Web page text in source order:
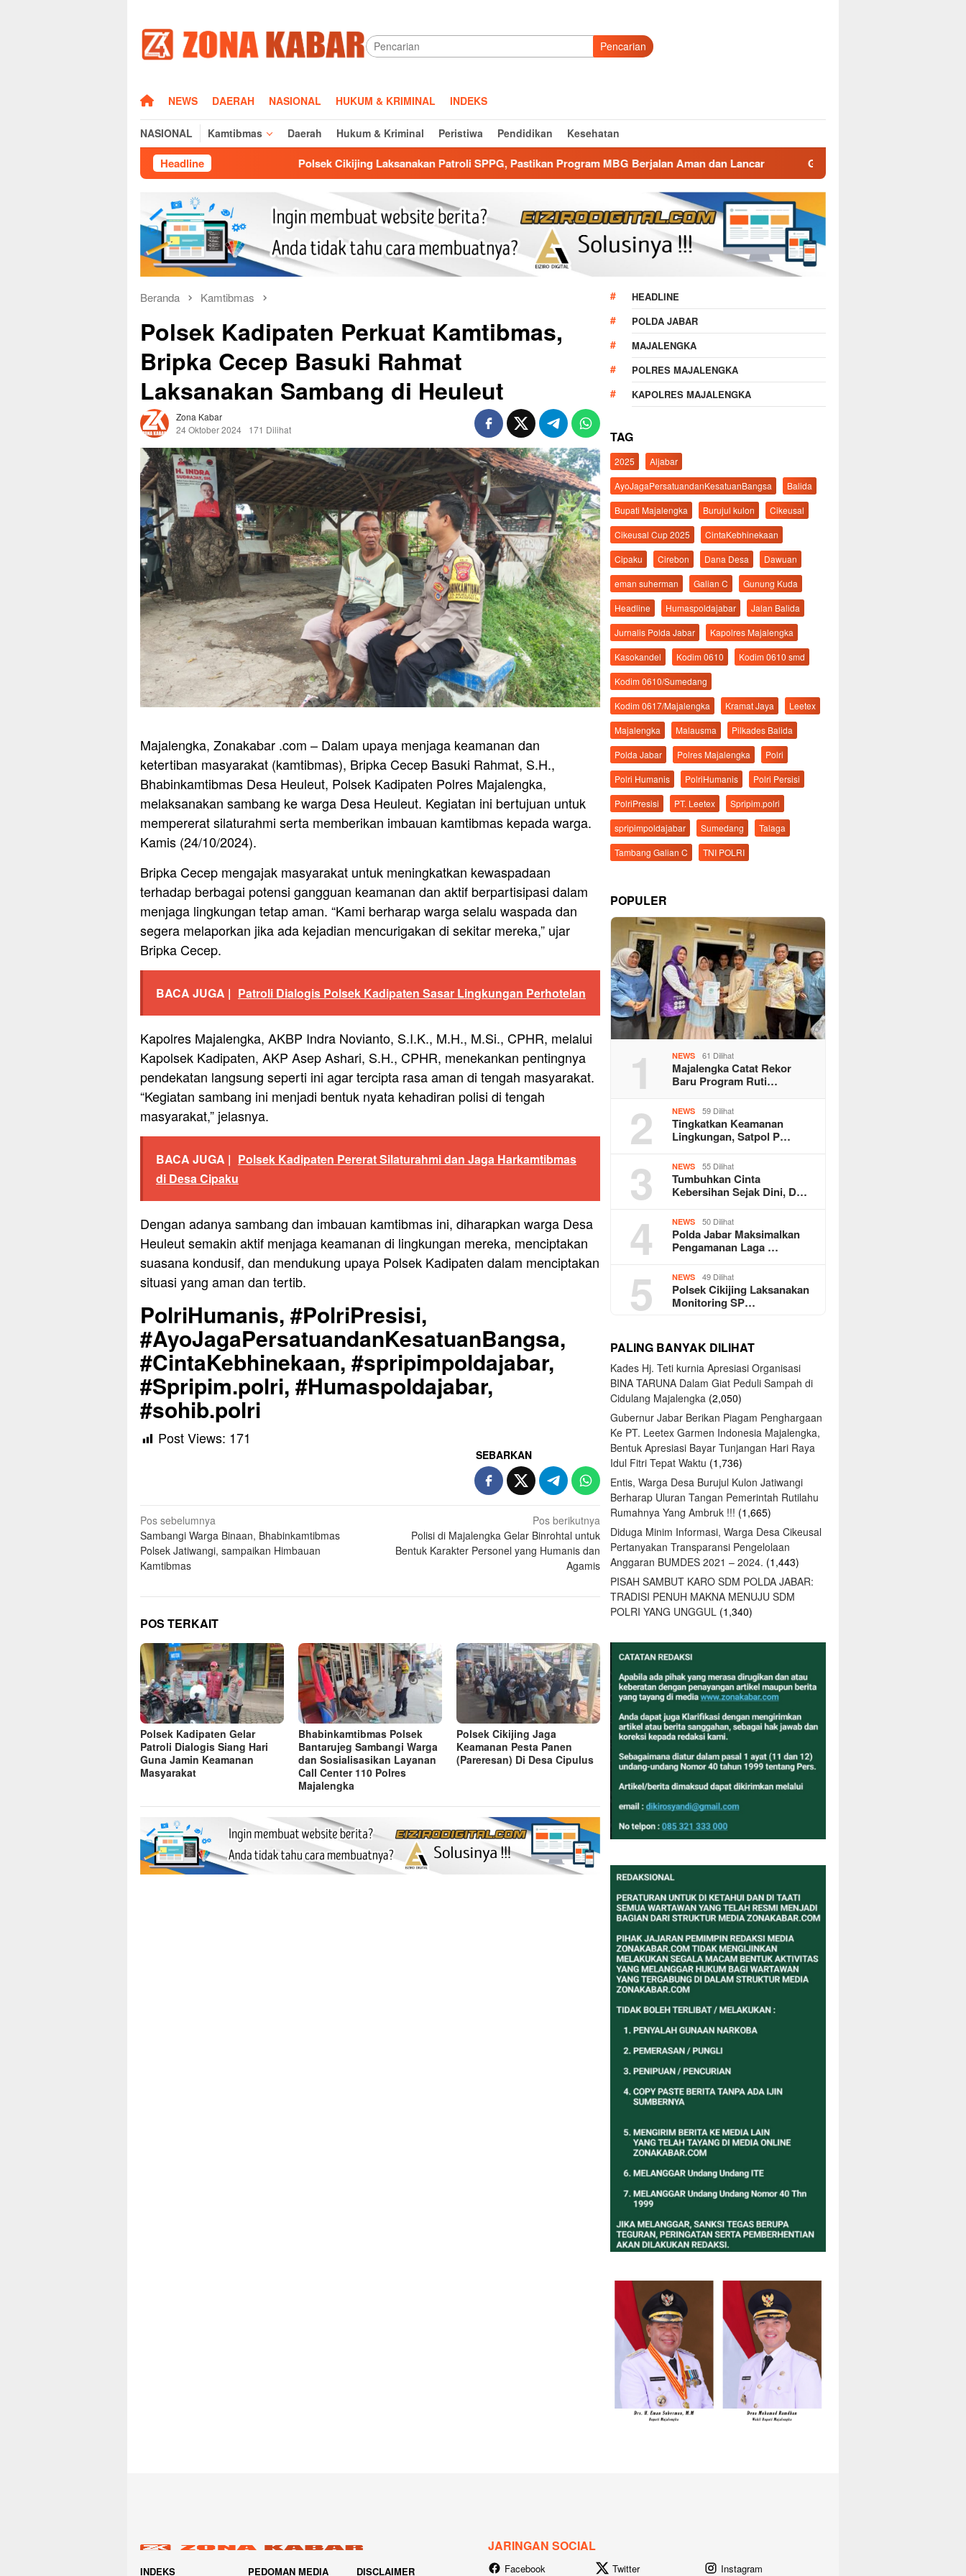
konten
Pencarian
HOMENEWS DAERAH NASIONAL HUKUM & KRIMINAL INDEKS
NASIONAL Kamtibmas Daerah Hukum & Kriminal Peristiwa Pendidikan Kesehatan
HeadlinePolsek Cikijing Laksanakan Patroli SPPG, Pastikan Program MBG Berjalan Aman dan Lancar Gatur Lalin Pagi Polsek Malausma, Wujud
Beranda Kamtibmas
Polsek Kadipaten Perkuat Kamtibmas,
Bripka Cecep Basuki Rahmat
Laksanakan Sambang di Heuleut
Zona Kabar
24 Oktober 2024
171 Dilihat
Majalengka, Zonakabar .com – Dalam upaya menjaga keamanan dan
ketertiban masyarakat (kamtibmas), Bripka Cecep Basuki Rahmat, S.H.,
Bhabinkamtibmas Desa Heuleut, Polsek Kadipaten Polres Majalengka,
melaksanakan sambang ke warga Desa Heuleut. Kegiatan ini bertujuan untuk
mempererat silaturahmi serta memberikan imbauan kamtibmas kepada warga.
Kamis (24/10/2024).
Bripka Cecep mengajak masyarakat untuk meningkatkan kewaspadaan
terhadap berbagai potensi gangguan keamanan dan aktif berpartisipasi dalam
menjaga lingkungan tetap aman. “Kami berharap warga selalu waspada dan
segera melaporkan jika ada kejadian mencurigakan di sekitar mereka,” ujar
Bripka Cecep.
BACA JUGA | Patroli Dialogis Polsek Kadipaten Sasar Lingkungan Perhotelan
Kapolres Majalengka, AKBP Indra Novianto, S.I.K., M.H., M.Si., CPHR, melalui
Kapolsek Kadipaten, AKP Asep Ashari, S.H., CPHR, menekankan pentingnya
pendekatan langsung seperti ini agar tercipta rasa aman di tengah masyarakat.
“Kegiatan sambang ini menjadi bentuk nyata kehadiran polisi di tengah
masyarakat,” jelasnya.
BACA JUGA | Polsek Kadipaten Pererat Silaturahmi dan Jaga Harkamtibmas
di Desa Cipaku
Dengan adanya sambang dan imbauan kamtibmas ini, diharapkan warga Desa
Heuleut semakin aktif menjaga keamanan di lingkungan mereka, menciptakan
suasana kondusif, dan mendukung upaya Polsek Kadipaten dalam menciptakan
situasi yang aman dan tertib.
PolriHumanis, #PolriPresisi,
#AyoJagaPersatuandanKesatuanBangsa,
#CintaKebhinekaan, #spripimpoldajabar,
#Spripim.polri, #Humaspoldajabar,
#sohib.polri
Post Views: 171
SEBARKAN
Navigasi
pos
Pos sebelumnya
Sambangi Warga Binaan, Bhabinkamtibmas
Polsek Jatiwangi, sampaikan Himbauan
Kamtibmas
Pos berikutnya
Polisi di Majalengka Gelar Binrohtal untuk
Bentuk Karakter Personel yang Humanis dan
Agamis
POS TERKAIT
Polsek Kadipaten Gelar
Patroli Dialogis Siang Hari
Guna Jamin Keamanan
Masyarakat
Bhabinkamtibmas Polsek
Bantarujeg Sambangi Warga
dan Sosialisasikan Layanan
Call Center 110 Polres
Majalengka
Polsek Cikijing Jaga
Keamanan Pesta Panen
(Pareresan) Di Desa Cipulus
HEADLINE
POLDA JABAR
MAJALENGKA
POLRES MAJALENGKA
KAPOLRES MAJALENGKA
TAG
2025
Aljabar
AyoJagaPersatuandanKesatuanBangsa
Balida
Bupati Majalengka
Burujul kulon
Cikeusal
Cikeusal Cup 2025
CintaKebhinekaan
Cipaku
Cirebon Dana Desa
Dawuan
eman suherman
Galian C
Gunung Kuda
Headline
Humaspoldajabar
Jalan Balida
Jurnalis Polda Jabar
Kapolres Majalengka
Kasokandel
Kodim 0610
Kodim 0610 smd
Kodim 0610/Sumedang
Kodim 0617/Majalengka
Kramat Jaya
Leetex
Majalengka
Malausma
Pilkades Balida
Polda Jabar
Polres Majalengka
Polri
Polri Humanis
PolriHumanis
Polri Persisi
PolriPresisi
PT. Leetex
Spripim.polri
spripimpoldajabar
Sumedang
Talaga
Tambang Galian C
TNI POLRI
POPULER
1 NEWS 61 Dilihat
Majalengka Catat Rekor
Baru Program Ruti…
2 NEWS 59 Dilihat
Tingkatkan Keamanan
Lingkungan, Satpol P…
3 NEWS 55 Dilihat
Tumbuhkan Cinta
Kebersihan Sejak Dini, D…
4 NEWS 50 Dilihat
Polda Jabar Maksimalkan
Pengamanan Laga …
5 NEWS 49 Dilihat
Polsek Cikijing Laksanakan
Monitoring SP…
PALING BANYAK DILIHAT
Kades Hj. Teti kurnia Apresiasi Organisasi
BINA TARUNA Dalam Giat Peduli Sampah di
Cidulang Majalengka (2,050)
Gubernur Jabar Berikan Piagam Penghargaan
Ke PT. Leetex Garmen Indonesia Majalengka,
Bentuk Apresiasi Bayar Tunjangan Hari Raya
Idul Fitri Tepat Waktu (1,736)
Entis, Warga Desa Burujul Kulon Jatiwangi
Berharap Uluran Tangan Pemerintah Rutilahu
Rumahnya Yang Ambruk !!! (1,665)
Diduga Minim Informasi, Warga Desa Cikeusal
Pertanyakan Transparansi Pengelolaan
Anggaran BUMDES 2021 – 2024. (1,443)
PISAH SAMBUT KARO SDM POLDA JABAR:
TRADISI PENUH MAKNA MENUJU SDM
POLRI YANG UNGGUL (1,340)
INDEKS PEDOMAN MEDIA DISCLAIMER
JARINGAN SOCIAL
Facebook Twitter Instagram